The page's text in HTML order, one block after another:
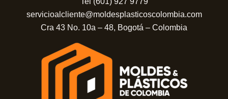
servicioalcliente@moldesplasticoscolombia.com
Cra 43 No. 10a – 48, Bogotá – Colombia